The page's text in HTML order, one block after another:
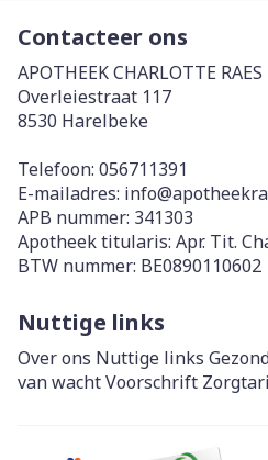
Contacteer ons
APOTHEEK CHARLOTTE RAES
Overleiestraat 117
8530 Harelbeke
Telefoon: 056711391
E-mailadres: info@
APB nummer: 341303
Apotheek titularis: Apr. Tit.
BTW nummer: BE0890110602
Nuttige links
Over ons Nuttige links
van wachtVoorschrift